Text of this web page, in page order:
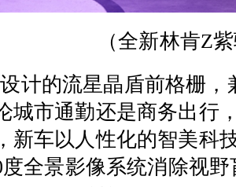
（全新林肯Z
计的流星晶盾前格栅，
城市通勤还是商务出行
新车以人性化的智美科
度全景影像系统消除视